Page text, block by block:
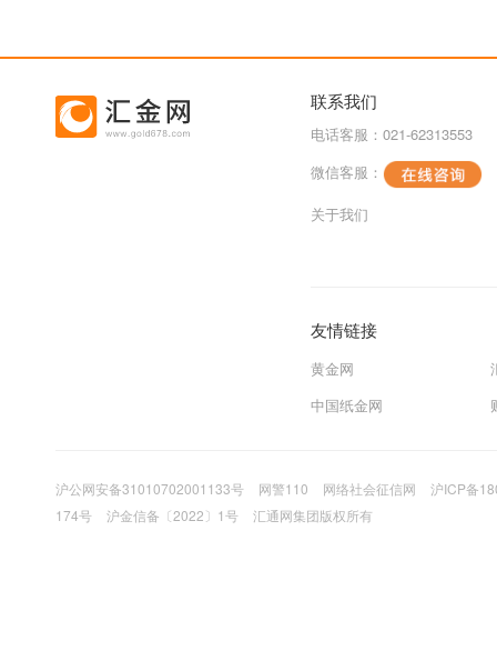
联系我们
电话客服：021-62313553
微信客服：
关于我们
友情链接
黄金网
中国纸金网
沪公网安备31010702001133号 网警110 网络社会征信网
沪ICP备
174号
沪金信备〔2022〕1号 汇通网集团版权所有